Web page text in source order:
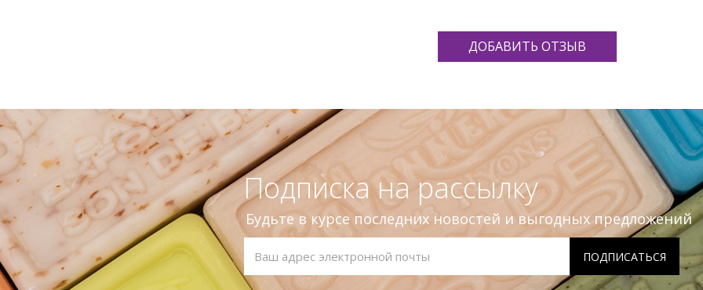
ДОБАВИТЬ ОТЗЫВ
Подписка на рассылку
Будьте в курсе последних новостей и выгодных предложений